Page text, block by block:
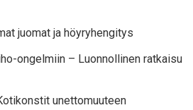
juomat ja höyryhengitys
ongelmiin – Luonnollinen ratkaisu
unettomuuteen